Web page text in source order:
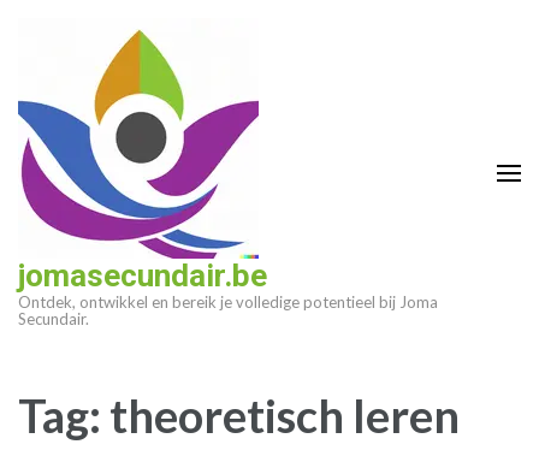
(druk
enter)
jomasecundair.be
Ontdek, ontwikkel en bereik je volledige potentieel bij Joma
Secundair.
Tag: theoretisch leren